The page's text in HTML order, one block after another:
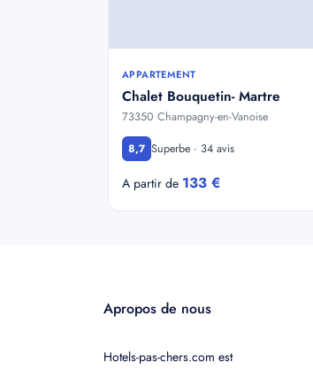
APPARTEMENT
Chalet Bouquetin- Martre
73350 Champagny-en-Vanoise
8,7 Superbe · 34 avis
A partir de 133 €
Apropos de nous
Hotels-pas-chers.com est